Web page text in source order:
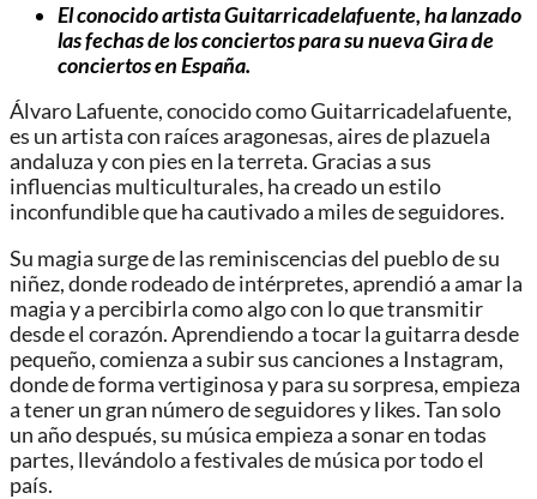
El conocido artista Guitarricadelafuente, ha lanzado
las fechas de los conciertos para su nueva Gira de
conciertos en España.
Álvaro Lafuente, conocido como Guitarricadelafuente,
es un artista con raíces aragonesas, aires de plazuela
andaluza y con pies en la terreta. Gracias a sus
influencias multiculturales, ha creado un estilo
inconfundible que ha cautivado a miles de seguidores.
Su magia surge de las reminiscencias del pueblo de su
niñez, donde rodeado de intérpretes, aprendió a amar la
magia y a percibirla como algo con lo que transmitir
desde el corazón. Aprendiendo a tocar la guitarra desde
pequeño, comienza a subir sus canciones a Instagram,
donde de forma vertiginosa y para su sorpresa, empieza
a tener un gran número de seguidores y likes. Tan solo
un año después, su música empieza a sonar en todas
partes, llevándolo a festivales de música por todo el
país.